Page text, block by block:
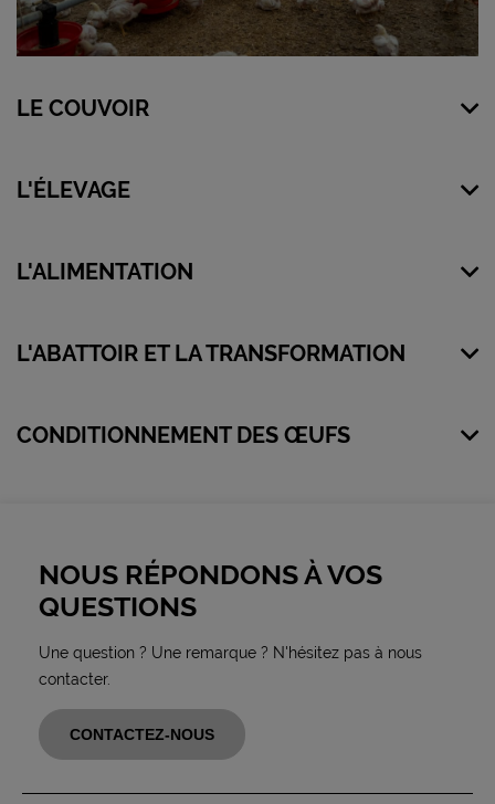
LE COUVOIR
L'ÉLEVAGE
L'ALIMENTATION
L'ABATTOIR ET LA TRANSFORMATION
CONDITIONNEMENT DES ŒUFS
NOUS RÉPONDONS À VOS
QUESTIONS
Une question ? Une remarque ? N'hésitez pas à nous
contacter.
CONTACTEZ-NOUS